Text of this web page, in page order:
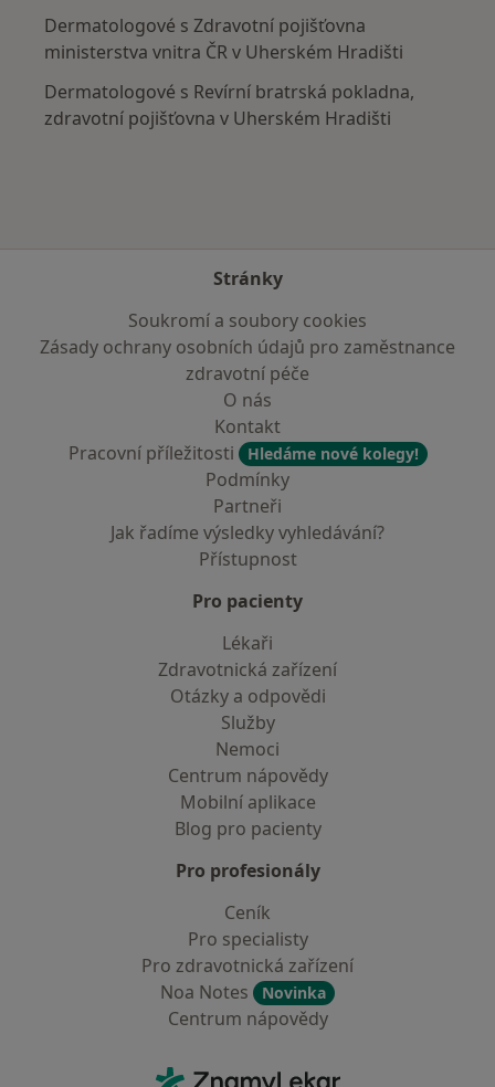
Dermatologové s Zdravotní pojišťovna
ministerstva vnitra ČR v Uherském Hradišti
Dermatologové s Revírní bratrská pokladna,
zdravotní pojišťovna v Uherském Hradišti
Stránky
Soukromí a soubory cookies
Zásady ochrany osobních údajů pro zaměstnance
zdravotní péče
O nás
Kontakt
Pracovní příležitosti
Hledáme nové kolegy!
Podmínky
Partneři
Jak řadíme výsledky vyhledávání?
Přístupnost
Pro pacienty
Lékaři
Zdravotnická zařízení
Otázky a odpovědi
Služby
Nemoci
Centrum nápovědy
Mobilní aplikace
Blog pro pacienty
Pro profesionály
Ceník
Pro specialisty
Pro zdravotnická zařízení
Noa Notes
Novinka
Centrum nápovědy
ZnamyLekar - Hlavní stránka